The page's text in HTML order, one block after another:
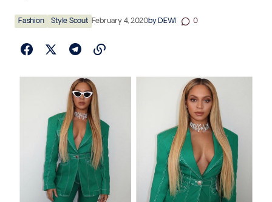
Fashion Style Scout February 4, 2020byDEWI 0